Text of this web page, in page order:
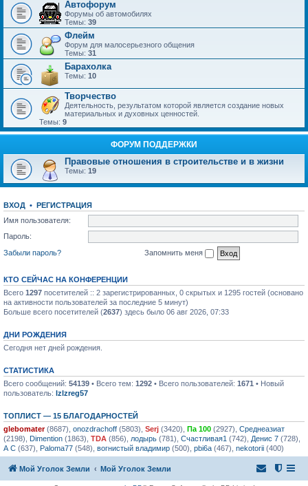
Автофорум
Форумы об автомобилях
Темы: 39
Флейм
Форум для малосерьезного общения
Темы: 31
Барахолка
Темы: 10
Творчество
Деятельность, результатом которой является создание новых
материальных и духовных ценностей.
Темы: 9
ФОРУМ ПОДДЕРЖКИ
Правовые отношения в строительстве и в жизни
Темы: 19
ВХОД • РЕГИСТРАЦИЯ
Имя пользователя:
Пароль:
Забыли пароль?
Запомнить меня
КТО СЕЙЧАС НА КОНФЕРЕНЦИИ
Всего 1297 посетителей :: 2 зарегистрированных, 0 скрытых и 1295 гостей (основано
на активности пользователей за последние 5 минут)
Больше всего посетителей (2637) здесь было 06 авг 2026, 07:33
ДНИ РОЖДЕНИЯ
Сегодня нет дней рождения.
СТАТИСТИКА
Всего сообщений: 54139 • Всего тем: 1292 • Всего пользователей: 1671 • Новый
пользователь: lzlzreg57
ТОПЛИСТ — 15 БЛАГОДАРНОСТЕЙ
glebomater(8687), onozdrachoff (5803), Serj (3420), Па 100 (2927), Среднеазиат
(2198), Dimention (1863), TDA (856), лодырь (781), Счастливая1 (742), Денис 7 (728),
А С (637), Paloma77 (548), вогнистый владимир (500), pbi6a (467), nekotorii (400)
Мой Уголок Земли Мой Уголок Земли